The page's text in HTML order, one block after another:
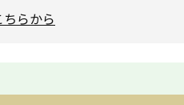
らから